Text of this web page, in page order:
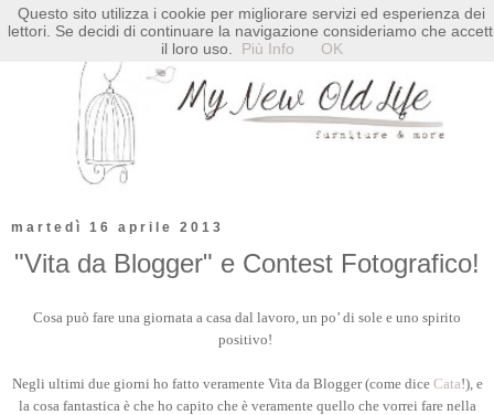
martedì 16 aprile 2013
"Vita da Blogger" e Contest Fotografico!
Cosa può fare una giornata a casa dal lavoro, un po’ di sole e uno spirito
positivo!
Negli ultimi due giorni ho fatto veramente Vita da Blogger (come dice Cata!), e
la cosa fantastica è che ho capito che è veramente quello che vorrei fare nella
Questo sito utilizza i cookie per migliorare servizi ed esperienza dei
lettori. Se decidi di continuare la navigazione consideriamo che
il loro uso.
Più Info OK